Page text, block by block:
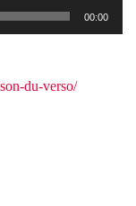
00:00
du-verso/